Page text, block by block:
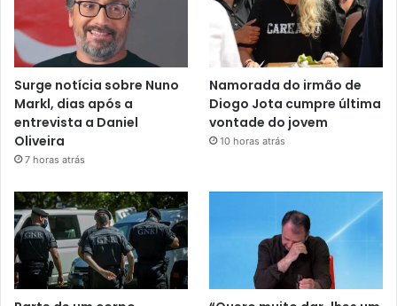
Surge notícia sobre Nuno
Markl, dias após a
entrevista a Daniel
Oliveira
7 horas atrás
Namorada do irmão de
Diogo Jota cumpre última
vontade do jovem
10 horas atrás